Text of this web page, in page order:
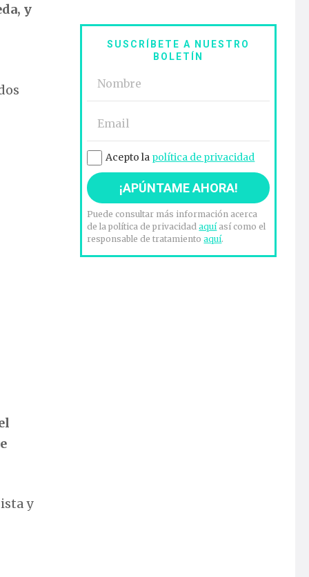
y
y
SUSCRÍBETE A NUESTRO
BOLETÍN
Acepto la política de privacidad
Puede consultar más información acerca
de la política de privacidadaquíasí como el
responsable de tratamientoaquí.